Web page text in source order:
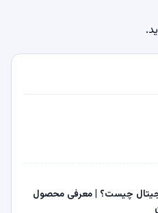
.
چیست؟ | معرفی محصول